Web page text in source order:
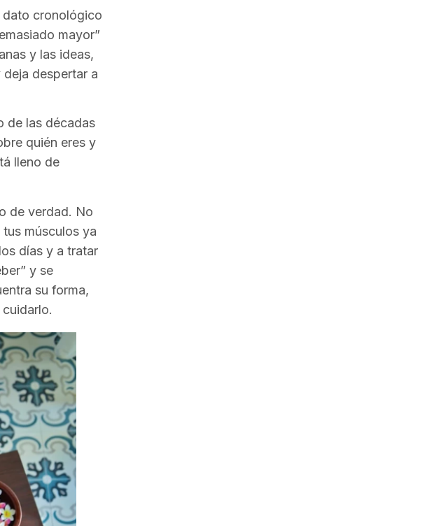
dato cronológico
mayor”
y las ideas,
despertar a
de las décadas
quién eres y
lleno de
de verdad. No
músculos ya
días y a tratar
y se
su forma,